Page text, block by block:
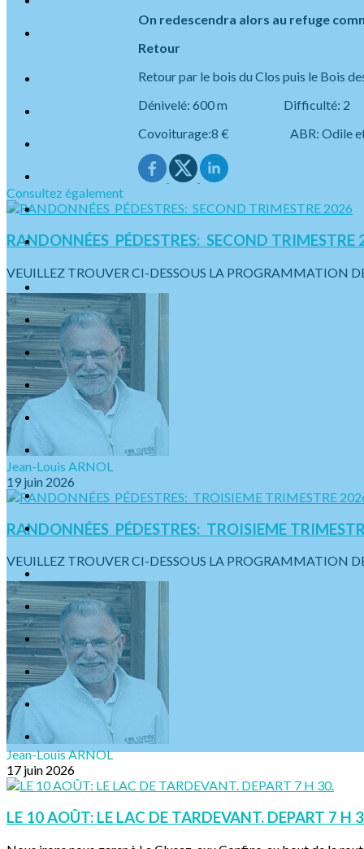
On redescendra alors au refuge
Retour
Retour par le bois du Clos puis le Bois
Dénivelé: 600 m
Covoiturage:8 € ABR: Odile et
Consultez également
RANDONNÉES PÉDESTRES: SECOND TRIMESTRE
VEUILLEZ TROUVER CI-DESSOUS LA PROGRAMMATION
Jean-Louis ARNOL
19 juin 2026
RANDONNÉES PÉDESTRES: TROISIEME
VEUILLEZ TROUVER CI-DESSOUS LA PROGRAMMATION
Jean-Louis ARNOL
17 juin 2026
LE 10 AOÛT: LE LAC DE TARDEVANT. DEPART 7 H